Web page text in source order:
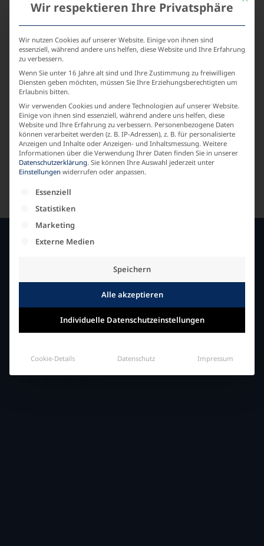
Pullover Vichykaro Langarm
Art. 21432
99,90€
inkl. 19% MwSt. zzgl.
Fachhandelspartner im Netz
Fachhändler in Ihrer Nähe
INFORMATION
Datenschutzerklärung
Cookie Einstellungen
Wir respektieren Ihre Privatsphäre
Wir nutzen Cookies auf unserer Website. Einige von ihnen sind
essenziell, während andere uns helfen, diese Website und Ihre Erfahrung
zu verbessern.
Wenn Sie unter 16 Jahre alt sind und Ihre Zustimmung zu freiwilligen
Diensten geben möchten, müssen Sie Ihre Erziehungsberechtigten um
Erlaubnis bitten.
Wir verwenden Cookies und andere Technologien auf unserer Website.
Einige von ihnen sind essenziell, während andere uns helfen, diese
Website und Ihre Erfahrung zu verbessern. Personenbezogene Daten
können verarbeitet werden (z. B. IP-Adressen), z. B. für personalisierte
Anzeigen und Inhalte oder Anzeigen- und Inhaltsmessung. Weitere
Informationen über die Verwendung Ihrer Daten finden Sie in unserer
Datenschutzerklärung. Sie können Ihre Auswahl jederzeit unter
Einstellungen widerrufen oder anpassen.
Es folgt eine Liste der Service-Gruppen, für die
Essenziell
Statistiken
Marketing
Externe Medien
Speichern
Alle akzeptieren
Individuelle Datenschutzeinstellungen
Cookie-Details Datenschutz Impressum